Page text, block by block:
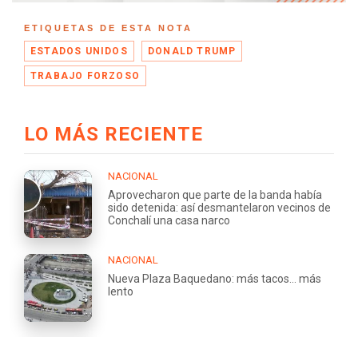
ETIQUETAS DE ESTA NOTA
ESTADOS UNIDOS DONALD TRUMP
TRABAJO FORZOSO
LO MÁS RECIENTE
NACIONAL
Aprovecharon que parte de la banda había
sido detenida: así desmantelaron vecinos de
Conchalí una casa narco
NACIONAL
Nueva Plaza Baquedano: más tacos... más
lento